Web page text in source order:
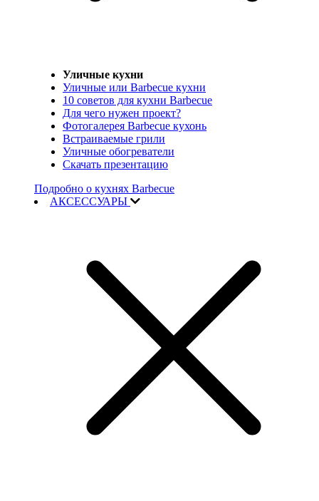
Уличные кухни
Уличные или Barbecue кухни
10 советов для кухни Barbecue
Для чего нужен проект?
Фотогалерея Barbecue кухонь
Встраиваемые грили
Уличные обогреватели
Скачать презентацию
Подробно о кухнях Barbecue
АКСЕССУАРЫ